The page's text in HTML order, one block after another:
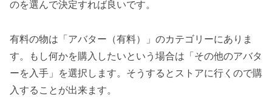
のを選んで決定すれば良いです。
有料の物は「アバター（有料）」のカテゴリーにありま
す。もし何かを購入したいという場合は「その他のアバタ
ーを入手」を選択します。そうするとストアに行くので購
入することが出来ます。